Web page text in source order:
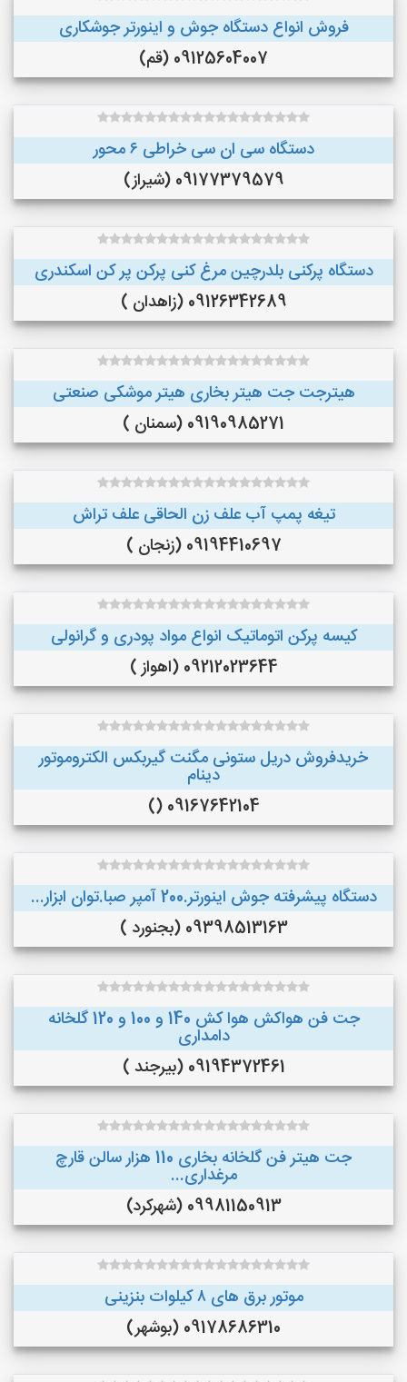
فروش انواع دستگاه جوش و اینورتر جوشکاری
09125604007 (قم)
دستگاه سی ان سی خراطی ۶ محور
09177379579 (شیراز)
دستگاه پرکنی بلدرچین مرغ کنی پرکن پر کن اسکندری
09126342689 (زاهدان )
هیترجت جت هیتر بخاری هیتر موشکی صنعتی
09190985271 (سمنان )
تیغه پمپ آب علف زن الحاقی علف تراش
09194410697 (زنجان )
کیسه پرکن اتوماتیک انواع مواد پودری و گرانولی
09212023644 (اهواز )
خریدفروش دریل ستونی مگنت گیربکس الکتروموتور
دینام
09167642104 ()
دستگاه پیشرفته جوش اینورتر.200 آمپر صبا.توان ابزار...
09398513163 (بجنورد )
جت فن هواکش هوا کش 140 و 100 و 120 گلخانه
دامداری
09194372461 (بیرجند )
جت هیتر فن گلخانه بخاری 110 هزار سالن قارچ
مرغداری...
09981150913 (شهرکرد)
موتور برق های ٨ کیلوات بنزینی
09178686310 (بوشهر)